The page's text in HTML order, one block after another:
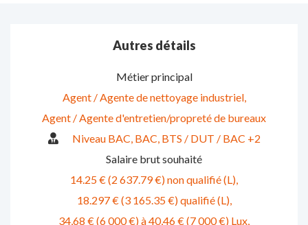
Autres détails
Métier principal
Agent / Agente de nettoyage industriel
Agent / Agente d'entretien/propreté de bureaux
Niveau BAC BAC BTS / DUT / BAC +2
Salaire brut souhaité
14.25 € (2 637.79 €) non qualifié (L)
18.297 € (3 165.35 €) qualifié (L)
34,68 € (6 000 €) à 40,46 € (7 000 €) Lux